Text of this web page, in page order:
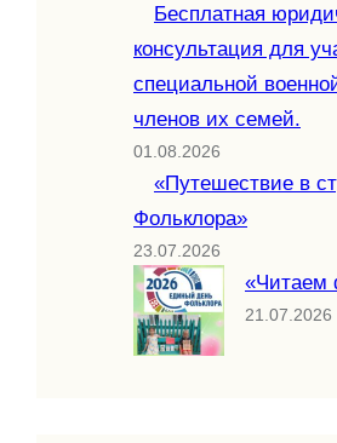
Бесплатная
консультация для
специальной
членов их семей.
01.08.2026
«Путешествие в
Фольклора»
23.07.2026
«Читаем
21.07.2026